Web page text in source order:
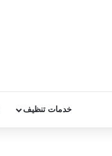
خدمات تنظيف